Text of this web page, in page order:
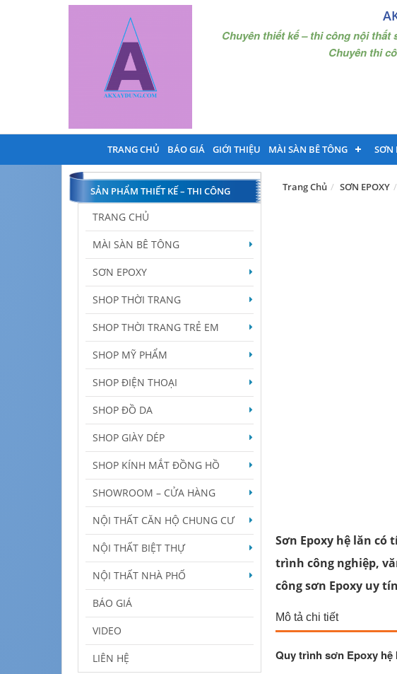
Chuyên thiết kế – thi công nội
Chuyên thi
TRANG CHỦ BÁO GIÁ GIỚI THIỆU MÀI SÀN BÊ TÔNG SƠN
Trang Chủ SƠN EPOXY
Sơn Epoxy hệ lăn
trình công nghiệp,
công sơn Epoxy uy
Mô tả chi tiết
Quy trình sơn Epoxy hệ
SẢN PHẨM THIẾT KẾ – THI CÔNG
TRANG CHỦ
MÀI SÀN BÊ TÔNG
SƠN EPOXY
SHOP THỜI TRANG
SHOP THỜI TRANG TRẺ EM
SHOP MỸ PHẨM
SHOP ĐIỆN THOẠI
SHOP ĐỒ DA
SHOP GIÀY DÉP
SHOP KÍNH MẮT ĐỒNG HỒ
SHOWROOM – CỬA HÀNG
NỘI THẤT CĂN HỘ CHUNG CƯ
NỘI THẤT BIỆT THỰ
NỘI THẤT NHÀ PHỐ
BÁO GIÁ
VIDEO
LIÊN HỆ